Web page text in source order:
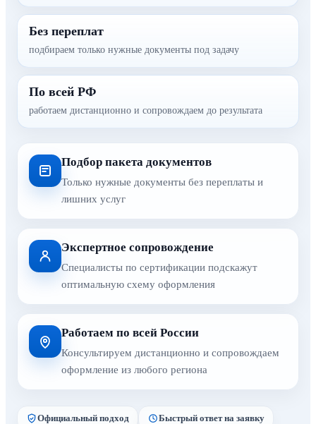
Без переплат
подбираем только нужные документы под задачу
По всей РФ
работаем дистанционно и сопровождаем до результата
Подбор пакета документов
Только нужные документы без переплаты и
лишних услуг
Экспертное сопровождение
Специалисты по сертификации подскажут
оптимальную схему оформления
Работаем по всей России
Консультируем дистанционно и сопровождаем
оформление из любого региона
Официальный подход Быстрый ответ на заявку